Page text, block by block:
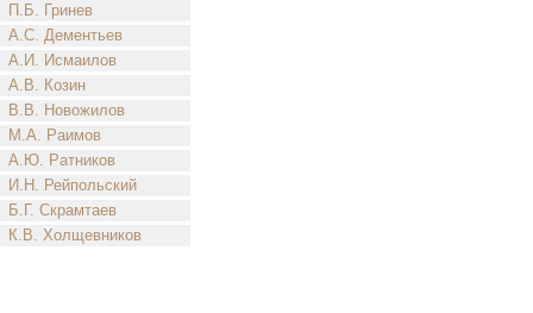
П.Б. Гринев
А.С. Дементьев
А.И. Исмаилов
А.В. Козин
В.В. Новожилов
М.А. Раимов
А.Ю. Ратников
И.Н. Рейпольский
Б.Г. Скрамтаев
К.В. Холщевников